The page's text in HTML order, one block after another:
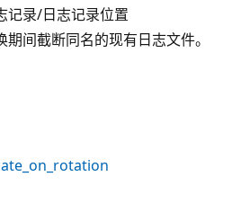
记录/日志记录位置
期间截断同名的现有日志文件。